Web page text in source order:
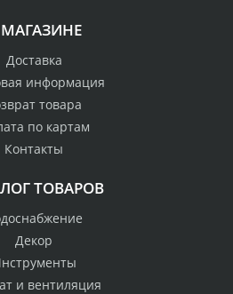
Доставка
информация
товара
по картам
Контакты
ТОВАРОВ
Декор
и вентиляция